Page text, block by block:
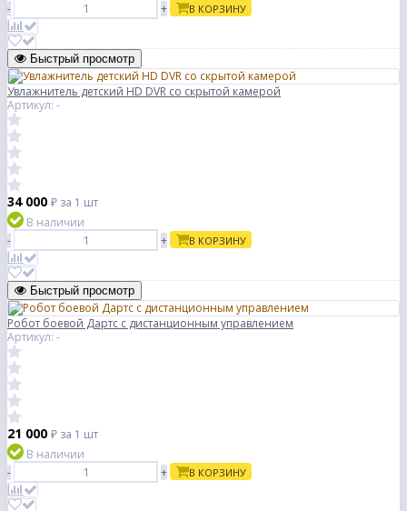
-
+ В КОРЗИНУ
Быстрый просмотр
Увлажнитель детский HD DVR со скрытой камерой
Артикул: -
34 000 ₽ за 1 шт
В наличии
-
+ В КОРЗИНУ
Быстрый просмотр
Робот боевой Дартс с дистанционным управлением
Артикул: -
21 000 ₽ за 1 шт
В наличии
-
+ В КОРЗИНУ